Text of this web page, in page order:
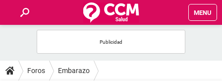
MENU
FOROS
Foros Embarazo